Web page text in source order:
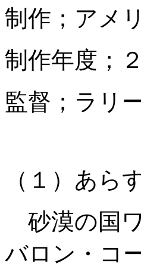
制作；アメ
制作年度；
監督；ラリ
（１）あら
砂漠の国
バロン・コ